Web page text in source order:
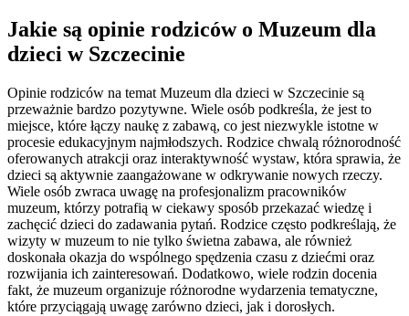
Jakie są opinie rodziców o Muzeum dla
dzieci w Szczecinie
Opinie rodziców na temat Muzeum dla dzieci w Szczecinie są
przeważnie bardzo pozytywne. Wiele osób podkreśla, że jest to
miejsce, które łączy naukę z zabawą, co jest niezwykle istotne w
procesie edukacyjnym najmłodszych. Rodzice chwalą różnorodność
oferowanych atrakcji oraz interaktywność wystaw, która sprawia, że
dzieci są aktywnie zaangażowane w odkrywanie nowych rzeczy.
Wiele osób zwraca uwagę na profesjonalizm pracowników
muzeum, którzy potrafią w ciekawy sposób przekazać wiedzę i
zachęcić dzieci do zadawania pytań. Rodzice często podkreślają, że
wizyty w muzeum to nie tylko świetna zabawa, ale również
doskonała okazja do wspólnego spędzenia czasu z dziećmi oraz
rozwijania ich zainteresowań. Dodatkowo, wiele rodzin docenia
fakt, że muzeum organizuje różnorodne wydarzenia tematyczne,
które przyciągają uwagę zarówno dzieci, jak i dorosłych.